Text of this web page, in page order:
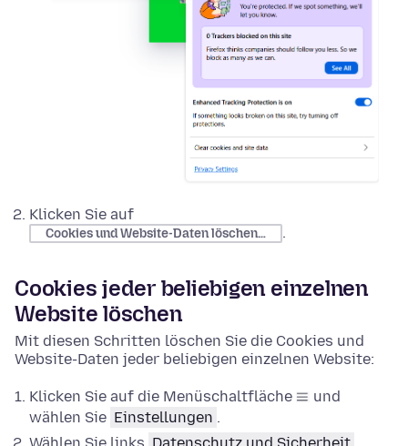
Klicken Sie auf
Cookies und Website-Daten löschen… .
Cookies jeder beliebigen einzelnen
Website löschen
Mit diesen Schritten löschen Sie die Cookies und
Website-Daten jeder beliebigen einzelnen Website:
Klicken Sie auf die Menüschaltfläche
und
wählen Sie Einstellungen .